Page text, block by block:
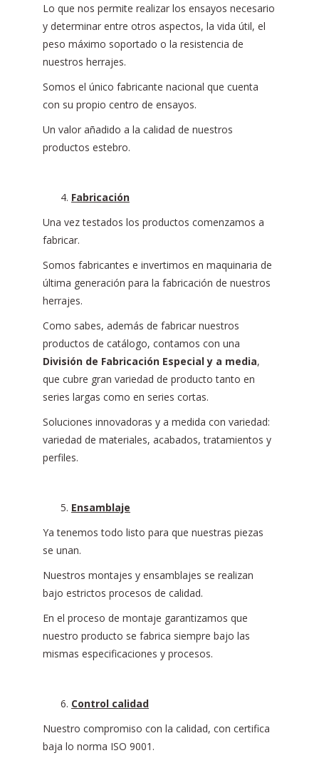
Lo que nos permite realizar los ensayos necesario
y determinar entre otros aspectos, la vida útil, el
peso máximo soportado o la resistencia de
nuestros herrajes.
Somos el único fabricante nacional que cuenta
con su propio centro de ensayos.
Un valor añadido a la calidad de nuestros
productos estebro.
Fabricación
Una vez testados los productos comenzamos a
fabricar.
Somos fabricantes e invertimos en maquinaria de
última generación para la fabricación de nuestros
herrajes.
Como sabes, además de fabricar nuestros
productos de catálogo, contamos con una
División de Fabricación Especial y a media,
que cubre gran variedad de producto tanto en
series largas como en series cortas.
Soluciones innovadoras y a medida con variedad:
variedad de materiales, acabados, tratamientos y
perfiles.
Ensamblaje
Ya tenemos todo listo para que nuestras piezas
se unan.
Nuestros montajes y ensamblajes se realizan
bajo estrictos procesos de calidad.
En el proceso de montaje garantizamos que
nuestro producto se fabrica siempre bajo las
mismas especificaciones y procesos.
Control calidad
Nuestro compromiso con la calidad, con certifica
baja lo norma ISO 9001.